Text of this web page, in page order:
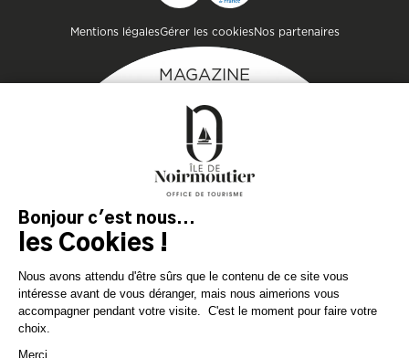
Mentions légalesGérer les cookiesNos partenaires
MAGAZINE
Inspirez-vous et
préparez votre séjour
sur l'île de Noirmoutier !
TÉLÉCHARGEZ
TÉLÉCHARGEZ